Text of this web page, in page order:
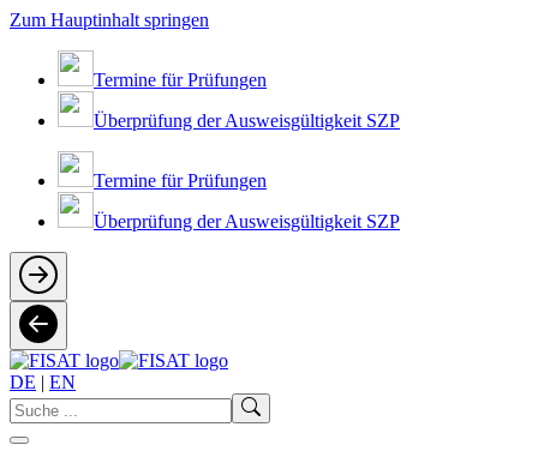
Zum Hauptinhalt springen
Termine für Prüfungen
Überprüfung der Ausweisgültigkeit SZP
Termine für Prüfungen
Überprüfung der Ausweisgültigkeit SZP
DE | EN